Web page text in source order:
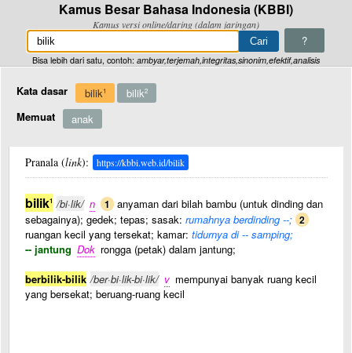
Kamus Besar Bahasa Indonesia (KBBI)
Kamus versi online/daring (dalam jaringan)
?
Bisa lebih dari satu, contoh: ambyar,terjemah,integritas,sinonim,efektif,analisis
Kata dasar bilik1 bilik2
Memuat anak
Pranala (link): https://kbbi.web.id/bilik
bilik1 /bi·lik/ n 1 anyaman dari bilah bambu (untuk dinding dan
sebagainya); gedek; tepas; sasak: rumahnya berdinding --; 2
ruangan kecil yang tersekat; kamar: tidurnya di -- samping;
-- jantung Dok rongga (petak) dalam jantung;
berbilik-bilik /ber·bi·lik-bi·lik/ v mempunyai banyak ruang kecil
yang bersekat; beruang-ruang kecil